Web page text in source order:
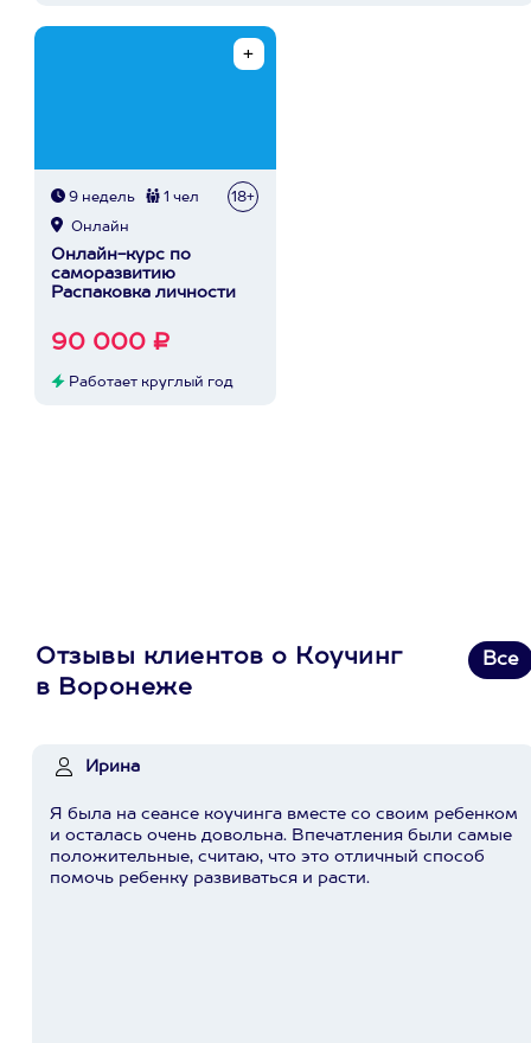
9 недель 1 чел 18+
Онлайн
Онлайн-курс по
саморазвитию
Распаковка личности
90 000 ₽
Работает круглый год
Отзывы клиентов о Коучинг
в Воронеже
Все
Ирина
Я была на сеансе коучинга вместе со своим ребенком
и осталась очень довольна. Впечатления были самые
положительные, считаю, что это отличный способ
помочь ребенку развиваться и расти.